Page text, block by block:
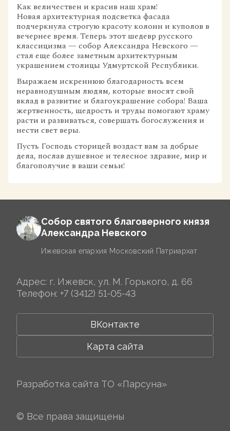
Как величествен и красив наш храм!
Новая архитектурная подсветка фасада
подчеркнула строгую красоту колонн и куполов в
вечернее время. Теперь этот шедевр русского
классицизма — собор Александра Невского —
стал еще более заметным архитектурным
украшением столицы Удмуртской Республики.
Выражаем искреннюю благодарность всем
неравнодушным людям, которые вносят свой
вклад в развитие и благоукрашение собора! Ваша
жертвенность, щедрость и труды помогают храму
расти и развиваться, совершать богослужения и
нести свет веры.
Пусть Господь сторицей воздаст вам за добрые
дела, послав душевное и телесное здравие, мир и
благополучие в ваши семьи!
Собор святого благоверного князя
Александра Невского
Ижевская епархия Московский Патриархат
Адрес: г. Ижевск, ул. М. Горького, д. 66
Телефон: +7 (3412) 51-05-43
ВКонтакте
Карта сайта
Разработка сайта ТО «Парсуна»
© Все права защищены